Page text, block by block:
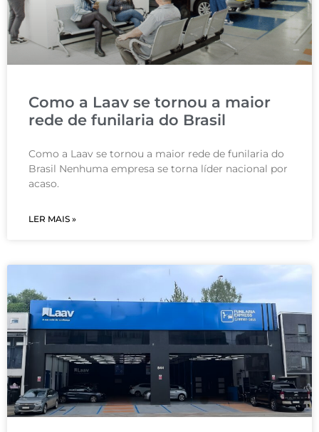
Como a Laav se tornou a maior
rede de funilaria do Brasil
Como a Laav se tornou a maior rede de funilaria do
Brasil Nenhuma empresa se torna líder nacional por
acaso.
LER MAIS »